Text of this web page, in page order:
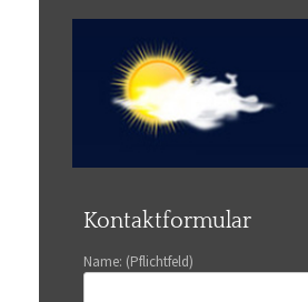
Kontaktformular
Name: (Pflichtfeld)